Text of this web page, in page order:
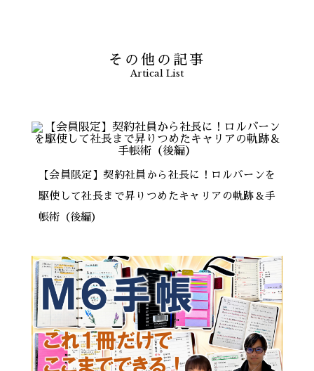
その他の記事
Artical List
【会員限定】契約社員から社長に！ロルバーンを
駆使して社長まで昇りつめたキャリアの軌跡＆手
帳術（後編）